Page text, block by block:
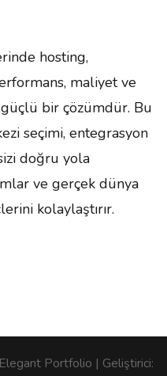
hosting,
maliyet ve
bir çözümdür. Bu
seçimi, entegrasyon
doğru yola
ve gerçek dünya
kolaylaştırır.
Portfolio | Geliştirici: